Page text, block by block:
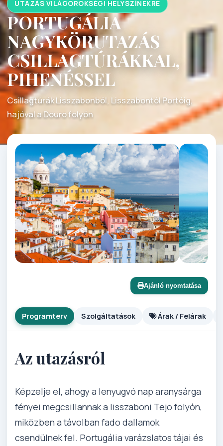
UTAZÁS VILÁGÖRÖKSÉGI HELYSZÍNEKRE
PORTUGÁLIA
NAGYKÖRUTAZÁS
CSILLAGTÚRÁKKAL,
PIHENÉSSEL
Csillagtúrák Lisszabonból, Lisszabontól Portóig,
hajóval a Douro folyón
Ajánló nyomtatása
Programterv Szolgáltatások Árak / Felárak
Az utazásról
Képzelje el, ahogy a lenyugvó nap aranysárga
fényei megcsillannak a lisszaboni Tejo folyón,
miközben a távolban fado dallamok
csendülnek fel. Portugália varázslatos tájai és